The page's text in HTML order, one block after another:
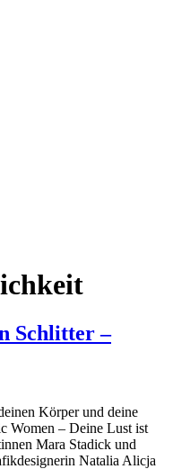
Schlitter –
Körper und deine
Women – Deine Lust ist
Mara Stadick und
Natalia Alicja